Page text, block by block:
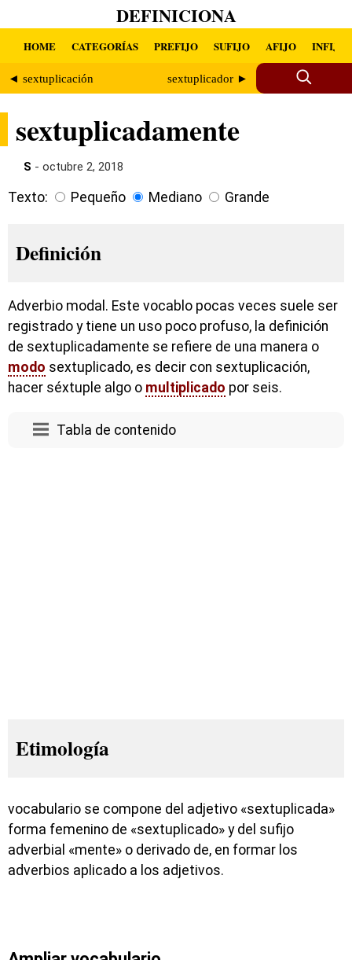
DEFINICIONA
HOME CATEGORÍAS PREFIJO SUFIJO AFIJO INFIJO
◄ sextuplicación sextuplicador ►
sextuplicadamente
S - octubre 2, 2018
Texto: Pequeño Mediano Grande
Definición
Adverbio modal. Este vocablo pocas veces suele ser
registrado y tiene un uso poco profuso, la definición
de sextuplicadamente se refiere de una manera o
modo sextuplicado, es decir con sextuplicación,
hacer séxtuple algo o multiplicado por seis.
Tabla de contenido
Etimología
vocabulario se compone del adjetivo «sextuplicada»
forma femenino de «sextuplicado» y del sufijo
adverbial «mente» o derivado de, en formar los
adverbios aplicado a los adjetivos.